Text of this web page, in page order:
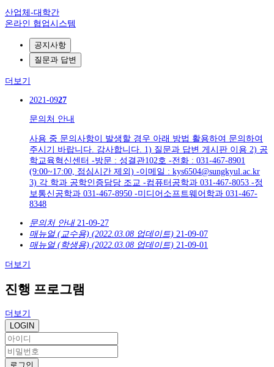
산업체-대학간
온라인 협업시스템
공지사항
질문과 답변
더보기
2021-0927
문의처 안내
사용 중 문의사항이 발생할 경우 아래 방법 활용하여 문의하여
주시기 바랍니다. 감사합니다. 1) 질문과 답변 게시판 이용 2) 공
학교육혁신센터 -방문 : 성결관102호 -전화 : 031-467-8901
(9:00~17:00, 점심시간 제외) -이메일 : kys6504@sungkyul.ac.kr
3) 각 학과 공학인증담당 조교 -컴퓨터공학과 031-467-8053 -정
보통신공학과 031-467-8950 -미디어소프트웨어학과 031-467-
8348
문의처 안내 21-09-27
매뉴얼 (교수용) (2022.03.08 업데이트) 21-09-07
매뉴얼 (학생용) (2022.03.08 업데이트) 21-09-01
더보기
진행 프로그램
더보기
LOGIN
로그인